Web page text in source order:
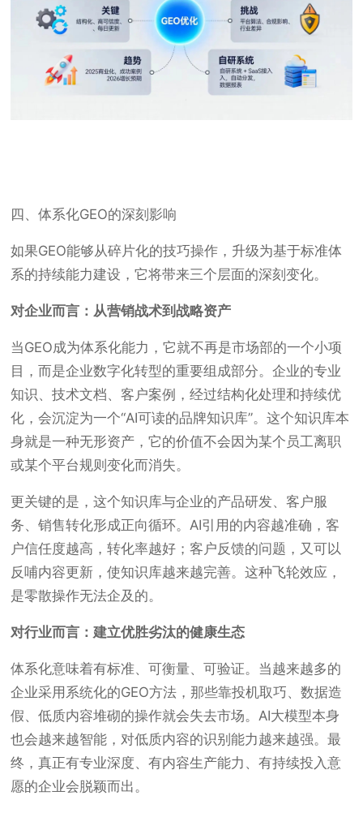
四、体系化GEO的深刻影响
如果GEO能够从碎片化的技巧操作，升级为基于标准体
系的持续能力建设，它将带来三个层面的深刻变化。
对企业而言：从营销战术到战略资产
当GEO成为体系化能力，它就不再是市场部的一个小项
目，而是企业数字化转型的重要组成部分。企业的专业
知识、技术文档、客户案例，经过结构化处理和持续优
化，会沉淀为一个“AI可读的品牌知识库”。这个知识库本
身就是一种无形资产，它的价值不会因为某个员工离职
或某个平台规则变化而消失。
更关键的是，这个知识库与企业的产品研发、客户服
务、销售转化形成正向循环。AI引用的内容越准确，客
户信任度越高，转化率越好；客户反馈的问题，又可以
反哺内容更新，使知识库越来越完善。这种飞轮效应，
是零散操作无法企及的。
对行业而言：建立优胜劣汰的健康生态
体系化意味着有标准、可衡量、可验证。当越来越多的
企业采用系统化的GEO方法，那些靠投机取巧、数据造
假、低质内容堆砌的操作就会失去市场。AI大模型本身
也会越来越智能，对低质内容的识别能力越来越强。最
终，真正有专业深度、有内容生产能力、有持续投入意
愿的企业会脱颖而出。